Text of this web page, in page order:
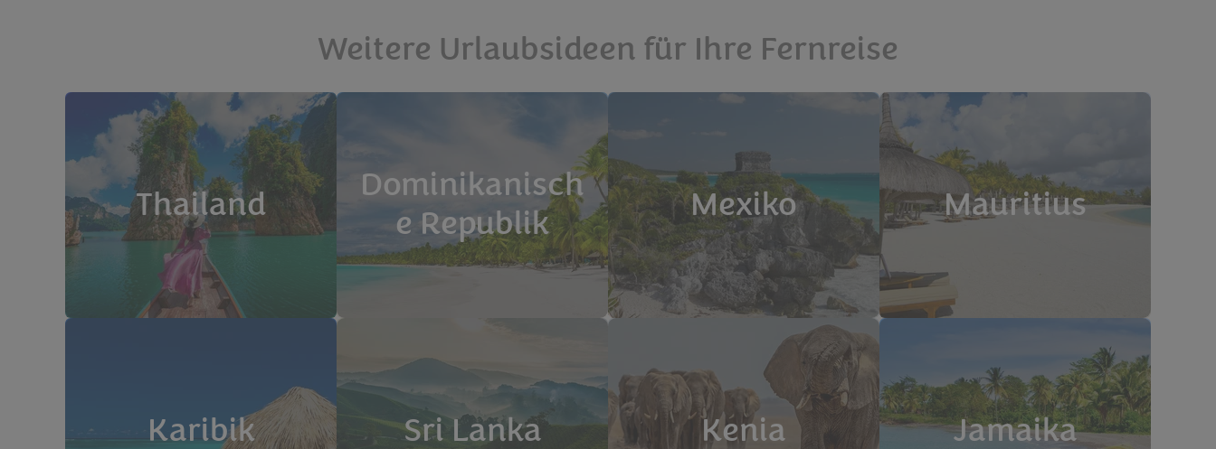
Weitere Urlaubsideen für Ihre Fernreise
Thailand
Dominikanisch
e Republik
Mexiko Mauritius
Karibik Sri Lanka Kenia Jamaika